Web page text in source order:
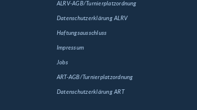
ALRV-AGB/Turnierplatzordnung
Datenschutzerklärung ALRV
Haftungsausschluss
Impressum
Jobs
ART-AGB/Turnierplatzordnung
Datenschutzerklärung ART